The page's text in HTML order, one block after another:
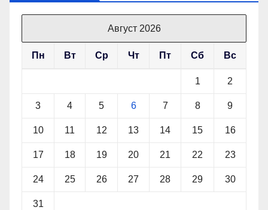
Август 2026
Пн Вт Ср Чт Пт Сб Вс
1 2
3 4 5 6 7 8 9
10 11 12 13 14 15 16
17 18 19 20 21 22 23
24 25 26 27 28 29 30
31